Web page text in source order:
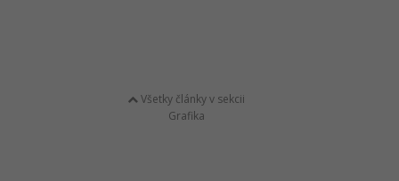
Všetky články v sekcii
Grafika